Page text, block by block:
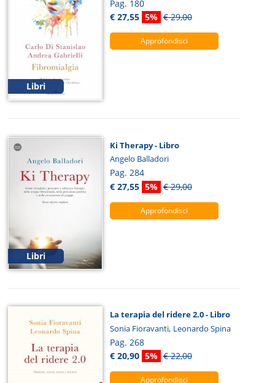
Libri
Pag. 180
€ 27,55 5% € 29,00
Approfondisci
Libri
Ki Therapy - Libro
Angelo Balladori
Pag. 284
€ 27,55 5% € 29,00
Approfondisci
La terapia del ridere 2.0 - Libro
Sonia Fioravanti, Leonardo Spina
Pag. 268
€ 20,90 5% € 22,00
Approfondisci